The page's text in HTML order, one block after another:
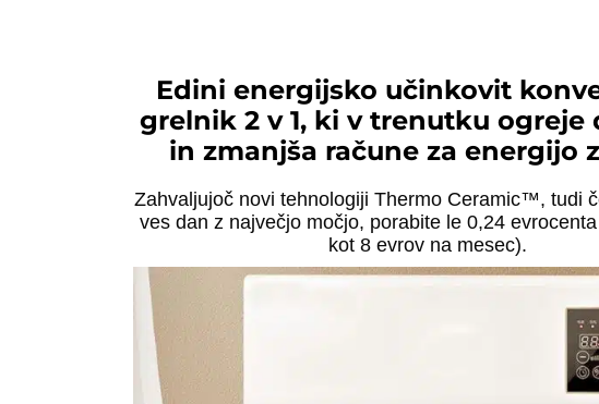
Edini energijsko učinkovit
grelnik 2 v 1, ki v trenutku ogreje
in zmanjša račune za energijo
Zahvaljujoč novi tehnologiji Thermo Ceramic™, tudi
ves dan z največjo močjo, porabite le 0,24
kot 8 evrov na mesec).